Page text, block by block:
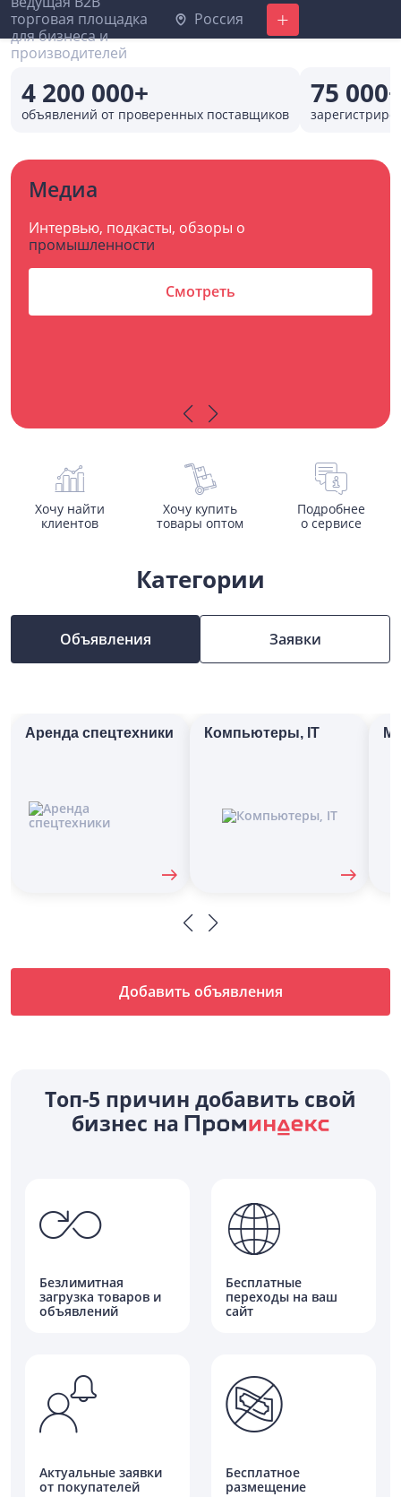
Россия Добавить
Медиа
Интервью, подкасты, обзоры о
промышленности
Смотреть
4 200 000+
объявлений от проверенных поставщиков
75
Хочу найти
клиентов
Хочу купить
товары оптом
Подробнее
о сервисе
Категории
Объявления Заявки
Аренда спецтехники Компьютеры, IT
Добавить объявления
Топ-5 причин добавить свой
бизнес на
Безлимитная
загрузка товаров и
объявлений
Бесплатные
переходы на ваш
сайт
Актуальные заявки
от покупателей
Бесплатное
размещение